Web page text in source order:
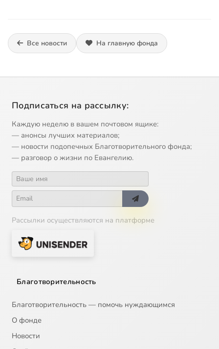
Все новости На главную фонда
Подписаться на рассылку:
Каждую неделю в вашем почтовом ящике:
— анонсы лучших материалов;
— новости подопечных Благотворительного фонда;
— разговор о жизни по Евангелию.
Рассылки осуществляются на платформе
Благотворительность
Благотворительность — помочь нуждающимся
О фонде
Новости